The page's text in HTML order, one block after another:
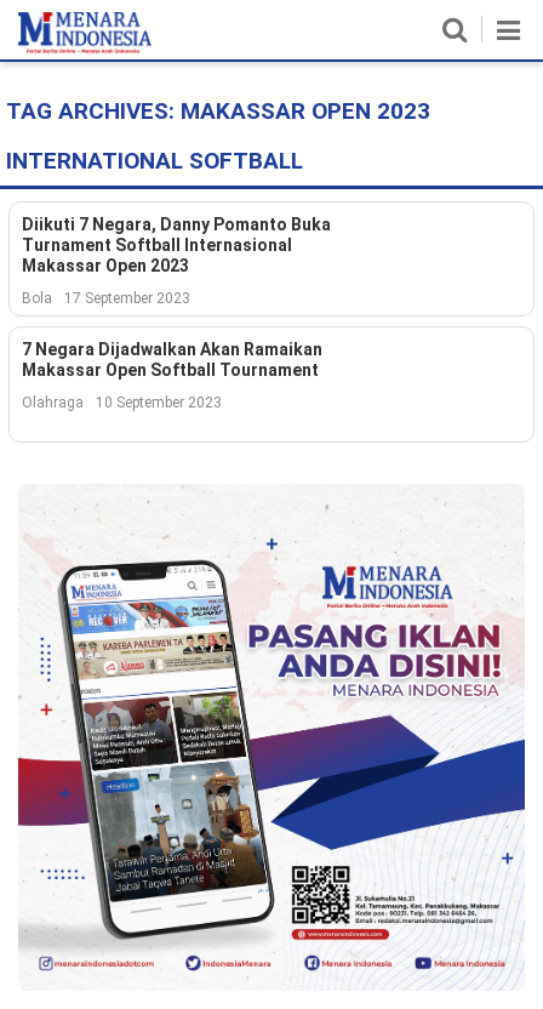
Home
Nasional
Politik
Metro
Daerah
Hukum & HAM
Ekonomi
Pendidikan
Kesehatan
Lingkungan
Olahraga
More
TAG ARCHIVES: MAKASSAR OPEN 2023
INTERNATIONAL SOFTBALL
Diikuti 7 Negara, Danny Pomanto Buka
Turnament Softball Internasional
Makassar Open 2023
Bola 17 September 2023
7 Negara Dijadwalkan Akan Ramaikan
Makassar Open Softball Tournament
Olahraga 10 September 2023